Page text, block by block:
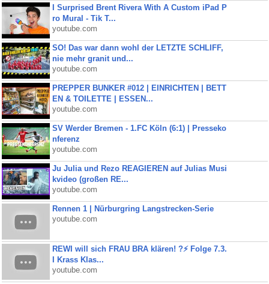
I Surprised Brent Rivera With A Custom iPad P
ro Mural - Tik T...
youtube.com
SO! Das war dann wohl der LETZTE SCHLIFF,
nie mehr granit und...
youtube.com
PREPPER BUNKER #012 | EINRICHTEN | BETT
EN & TOILETTE | ESSEN...
youtube.com
SV Werder Bremen - 1.FC Köln (6:1) | Presseko
nferenz
youtube.com
Ju Julia und Rezo REAGIEREN auf Julias Musi
kvideo (großen RE...
youtube.com
Rennen 1 | Nürburgring Langstrecken-Serie
youtube.com
REWI will sich FRAU BRA klären! ?⚡️ Folge 7.3.
I Krass Klas...
youtube.com